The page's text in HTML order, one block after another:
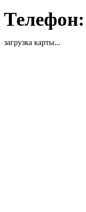
Телефон:
загрузка карты...